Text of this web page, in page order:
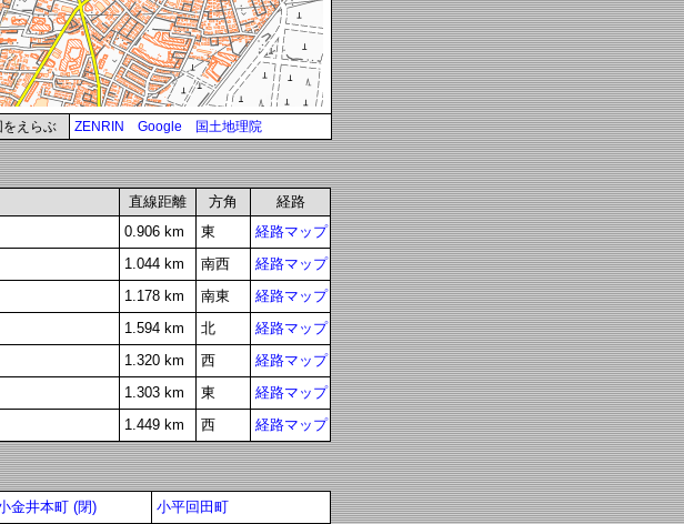
をえらぶ ZENRIN Google 国土地理院
直線距離 方角
経路
0.906 km 東
経路マップ
1.044 km 南西
経路マップ
1.178 km 南東
経路マップ
1.594 km 北
経路マップ
1.320 km 西
経路マップ
1.303 km 東
経路マップ
1.449 km 西 経路マップ
金井本町 (閉) 小平回田町